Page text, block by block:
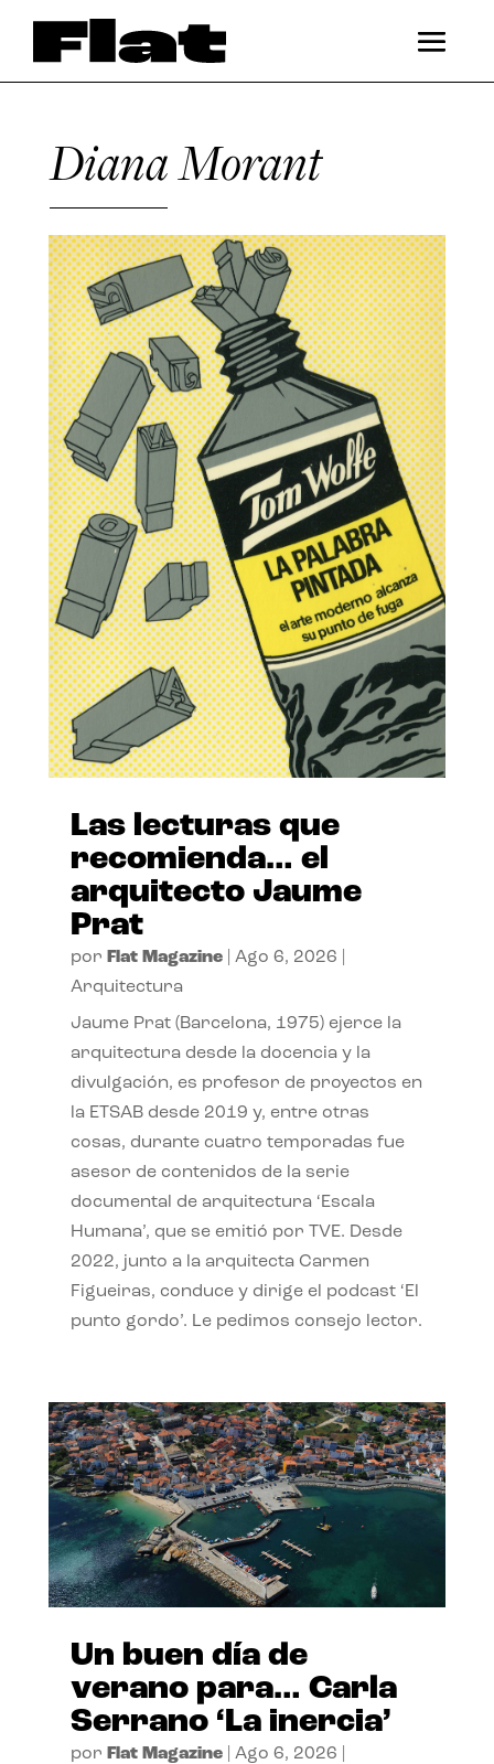
Diana Morant
Las lecturas que
recomienda… el
arquitecto Jaume
Prat
por Flat Magazine| Ago 6, 2026
Arquitectura
Jaume Prat (Barcelona, 1975) ejerce la
arquitectura desde la docencia y la
divulgación, es profesor de proyectos en
la ETSAB desde 2019 y, entre otras
cosas, durante cuatro temporadas fue
asesor de contenidos de la serie
documental de arquitectura ‘Escala
Humana’, que se emitió por TVE. Desde
2022, junto a la arquitecta Carmen
Figueiras, conduce y dirige el podcast ‘El
punto gordo’. Le pedimos consejo lector.
Un buen día de
verano para… Carla
Serrano ‘La inercia’
por Flat Magazine| Ago 6, 2026